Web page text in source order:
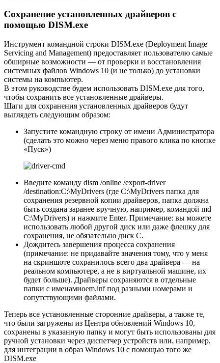
Сохранение установленных драйверов с
помощью DISM.exe
Инструмент командной строки DISM.exe (Deployment Image
Servicing and Management) предоставляет пользователю самые
обширные возможности — от проверки и восстановления
системных файлов Windows 10 (и не только) до установки
системы на компьютер.
В этом руководстве будем использовать DISM.exe для того,
чтобы сохранить все установленные драйверы.
Шаги для сохранения установленных драйверов будут
выглядеть следующим образом:
Запустите командную строку от имени Администратора
(сделать это можно через меню правого клика по кнопке
«Пуск»)
Введите команду dism /online /export-driver
/destination:C:\MyDrivers (где C:\MyDrivers папка для
сохранения резервной копии драйверов, папка должна
быть создана заранее вручную, например, командой md
C:\MyDrivers) и нажмите Enter. Примечание: вы можете
использовать любой другой диск или даже флешку для
сохранения, не обязательно диск C.
Дождитесь завершения процесса сохранения
(примечание: не придавайте значения тому, что у меня
на скриншоте сохранилось всего два драйвера — на
реальном компьютере, а не в виртуальной машине, их
будет больше). Драйверы сохраняются в отдельные
папки с именамиoem.inf под разными номерами и
сопутствующими файлами.
Теперь все установленные сторонние драйверы, а также те,
что были загружены из Центра обновлений Windows 10,
сохранены в указанную папку и могут быть использованы для
ручной установки через диспетчер устройств или, например,
для интеграции в образ Windows 10 с помощью того же
DISM.exe